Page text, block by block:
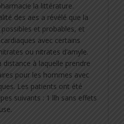
la littérature.
des aes a révélé que la
et probables, et
avec certains
ou nitrates d’amyle.
distance à laquelle prendre
pour les hommes avec
Les patients ont été
suivants : 1 llh sans effets